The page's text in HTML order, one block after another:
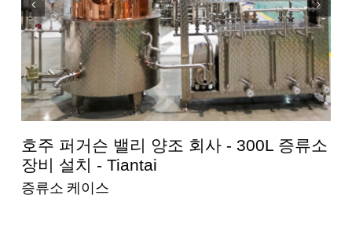
호주 퍼거슨 밸리 양조 회사 - 300L 증류소
장비 설치 - Tiantai
증류소 케이스